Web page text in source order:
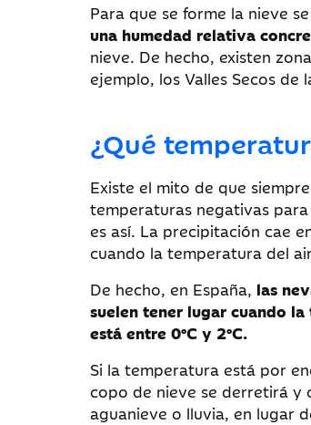
Para que se forme la nieve
una humedad relativa
nieve. De hecho, existen
ejemplo, los Valles Secos
¿Qué
Existe el mito de que
temperaturas negativas
es así. La precipitación cae
cuando la temperatura del
De hecho, en España, las
suelen tener lugar cuando
está entre 0°C y 2°C.
Si la temperatura está por
copo de nieve se derretirá y
aguanieve o lluvia, en lugar